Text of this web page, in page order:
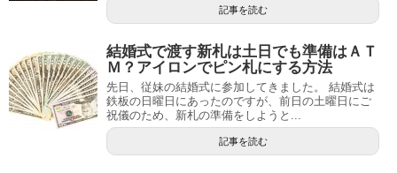
記事を読む
結婚式で渡す新札は土日でも準備はＡＴ
Ｍ？アイロンでピン札にする方法
先日、従妹の結婚式に参加してきました。 結婚式は
鉄板の日曜日にあったのですが、前日の土曜日にご
祝儀のため、新札の準備をしようと...
記事を読む